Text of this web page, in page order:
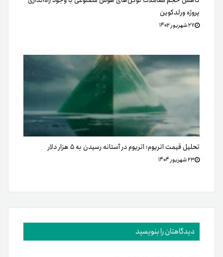
پروژه ورلدکوین
۲۷ شهریور ۱۴۰۲
تحلیل قیمت اتریوم؛ اتریوم در آستانه رسیدن به ۵ هزار دلار
۲۳ شهریور ۱۴۰۴
دیدگاهتان را بنویسید